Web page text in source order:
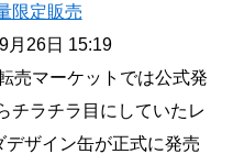
限定販売
月26日 15:19
売マーケットでは公式発
チラチラ目にしていたレ
ザイン缶が正式に発売